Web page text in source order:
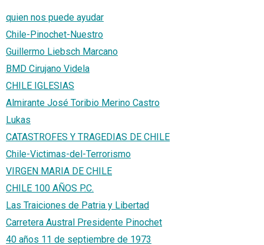
quien nos puede ayudar
Chile-Pinochet-Nuestro
Guillermo Liebsch Marcano
BMD Cirujano Videla
CHILE IGLESIAS
Almirante José Toribio Merino Castro
Lukas
CATASTROFES Y TRAGEDIAS DE CHILE
Chile-Victimas-del-Terrorismo
VIRGEN MARIA DE CHILE
CHILE 100 AÑOS P.C.
Las Traiciones de Patria y Libertad
Carretera Austral Presidente Pinochet
40 años 11 de septiembre de 1973